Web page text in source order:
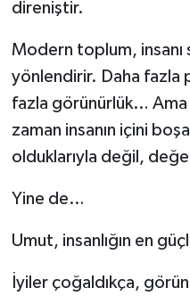
direniştir.
Modern toplum, insanı
yönlendirir. Daha fazla
fazla görünürlük… Ama
zaman insanın içini
olduklarıyla değil,
Yine de…
Umut, insanlığın en
İyiler çoğaldıkça,